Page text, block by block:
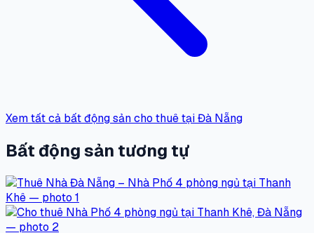
Xem tất cả bất động sản cho thuê tại Đà Nẵng
Bất động sản tương tự